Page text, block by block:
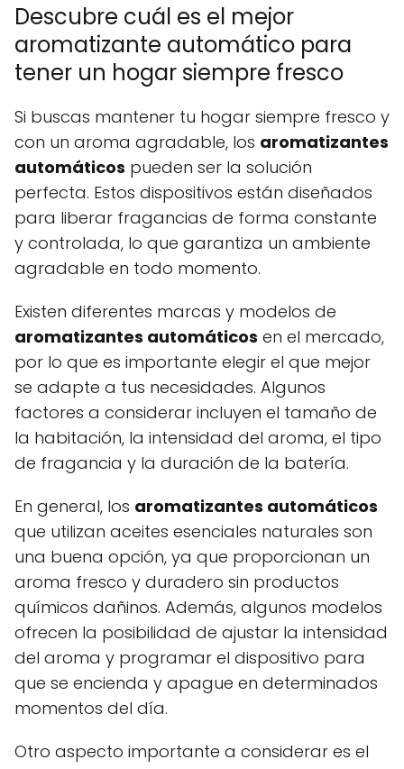
Descubre cuál es el mejor
aromatizante automático para
tener un hogar siempre fresco
Si buscas mantener tu hogar siempre fresco y
con un aroma agradable, los aromatizantes
automáticos pueden ser la solución
perfecta. Estos dispositivos están diseñados
para liberar fragancias de forma constante
y controlada, lo que garantiza un ambiente
agradable en todo momento.
Existen diferentes marcas y modelos de
aromatizantes automáticos en el mercado,
por lo que es importante elegir el que mejor
se adapte a tus necesidades. Algunos
factores a considerar incluyen el tamaño de
la habitación, la intensidad del aroma, el tipo
de fragancia y la duración de la batería.
En general, los aromatizantes automáticos
que utilizan aceites esenciales naturales son
una buena opción, ya que proporcionan un
aroma fresco y duradero sin productos
químicos dañinos. Además, algunos modelos
ofrecen la posibilidad de ajustar la intensidad
del aroma y programar el dispositivo para
que se encienda y apague en determinados
momentos del día.
Otro aspecto importante a considerar es el